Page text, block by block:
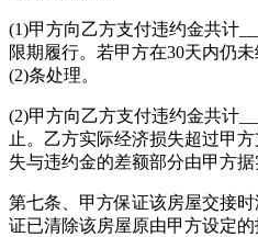
(1)甲方向乙方支付违约金共计
限期履行。若甲方在30天内仍
(2)条处理。
(2)甲方向乙方支付违约金共计
止。乙方实际经济损失超过甲
失与违约金的差额部分由甲方据
第七条、甲方保证该房屋交接
证已清除该房屋原由甲方设定